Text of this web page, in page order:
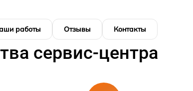
работы Отзывы Контакты
сервис-центра